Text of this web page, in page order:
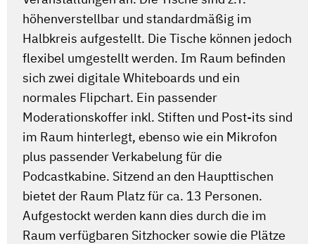
höhenverstellbar und standardmäßig im
Halbkreis aufgestellt. Die Tische können jedoch
flexibel umgestellt werden. Im Raum befinden
sich zwei digitale Whiteboards und ein
normales Flipchart. Ein passender
Moderationskoffer inkl. Stiften und Post-its sind
im Raum hinterlegt, ebenso wie ein Mikrofon
plus passender Verkabelung für die
Podcastkabine. Sitzend an den Haupttischen
bietet der Raum Platz für ca. 13 Personen.
Aufgestockt werden kann dies durch die im
Raum verfügbaren Sitzhocker sowie die Plätze